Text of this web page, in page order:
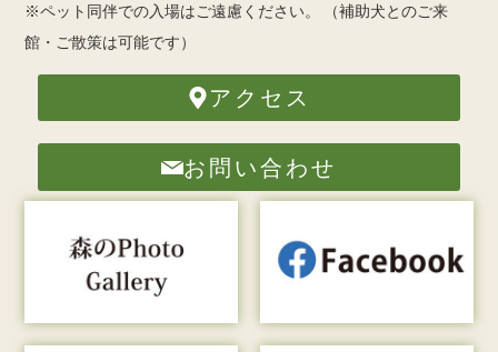
※ペット同伴での入場はご遠慮ください。
（補助犬とのご来
館・ご散策は可能です）
アクセス
お問い合わせ